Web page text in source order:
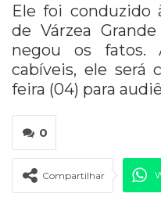
Ele foi conduzido
de Várzea
negou os fatos.
cabíveis, ele será
feira (04) para
0
Compartilhar